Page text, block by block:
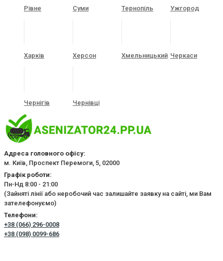
Рівне Суми Тернопіль Ужгород
Харків Херсон Хмельницький Черкаси
Чернігів Чернівці
Адреса головного офісу:
м. Київ, Проспект Перемоги, 5, 02000
Графік роботи:
Пн-Нд 8:00 - 21:00
(Зайняті лінії або неробочий час залишайте заявку на сайті, ми Вам
зателефонуємо)
Телефони:
+38 (066) 296-0008
+38 (098) 0099-686